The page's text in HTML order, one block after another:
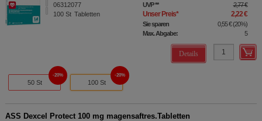
06312077
100 St Tabletten
UVP** 2,77 €
Unser Preis* 2,22 €
Sie sparen 0,55 €(20%)
Max. Abgabe:
5
Details
50 St
20%
100 St
20%
ASS Dexcel Protect 100 mg magensaftres.Tabletten